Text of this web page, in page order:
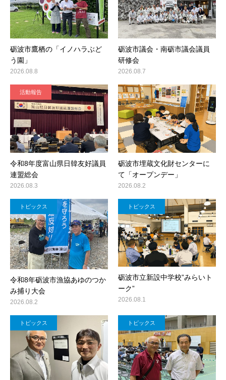
砺波市鷹栖の「イノハラぶど
う園」
2026.08.8
砺波市議会・南砺市議会議員
研修会
2026.08.7
活動報告
令和8年度富山県日韓友好議員
連盟総会
2026.08.3
砺波市埋蔵文化財センターに
て「オープンデー」
2026.08.2
トピックス
令和8年砺波市漁協あゆのつか
み捕り大会
2026.08.2
トピックス
砺波市立新設中学校”みらいト
ーク”
2026.08.1
トピックス トピックス